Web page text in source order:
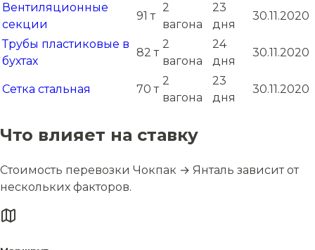
Вентиляционные
секции
91 т
2
вагона
23
дня
30.11.2020
Трубы пластиковые в
бухтах
82 т
2
вагона
24
дня
30.11.2020
Сетка стальная 70 т
2
вагона
23
дня
30.11.2020
Что влияет на ставку
Стоимость перевозки Чокпак → Янталь зависит от
нескольких факторов.